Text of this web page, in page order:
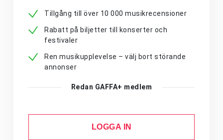
Tillgång till över 10 000 musikrecensioner
Rabatt på biljetter till konserter och
festivaler
Ren musikupplevelse – välj bort störande
annonser
Redan GAFFA+ medlem
LOGGA IN